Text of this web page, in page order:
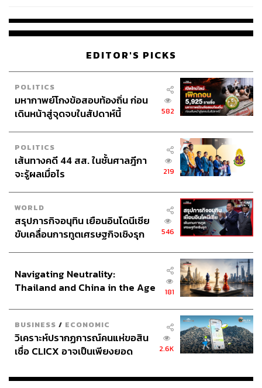
EDITOR'S PICKS
POLITICS
มหากาพย์โกงข้อสอบท้องถิ่น ก่อน
เดินหน้าสู่จุดจบในสัปดาห์นี้
582
POLITICS
เส้นทางคดี 44 สส. ในชั้นศาลฎีกา
จะรู้ผลเมื่อไร
219
WORLD
สรุปภารกิจอนุทิน เยือนอินโดนีเซีย
ขับเคลื่อนการทูตเศรษฐกิจเชิงรุก
546
Navigating Neutrality:
Thailand and China in the Age
181
BUSINESS / ECONOMIC
วิเคราะห์ปรากฏการณ์คนแห่ขอสิน
เชื่อ CLICX อาจเป็นเพียงยอด
เรือนไทยที่ถูกซุกไว้
2.6K